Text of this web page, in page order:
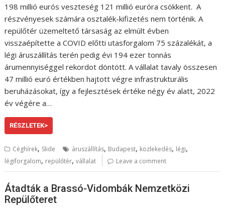
198 millió eurós veszteség 121 millió euróra csökkent. A
részvényesek számára osztalék-kifizetés nem történik. A
repülőtér üzemeltető társaság az elmúlt évben
visszaépítette a COVID előtti utasforgalom 75 százalékát, a
légi áruszállítás terén pedig évi 194 ezer tonnás
árumennyiséggel rekordot döntött. A vállalat tavaly összesen
47 millió euró értékben hajtott végre infrastrukturális
beruházásokat, így a fejlesztések értéke négy év alatt, 2022
év végére a…
RÉSZLETEK>
Céghírek, Slide áruszállítás, Budapest, közlekedés, légi,
légiforgalom, repülőtér,vállalat Leave a comment
Átadták a Brassó-Vidombák Nemzetközi
Repülőteret